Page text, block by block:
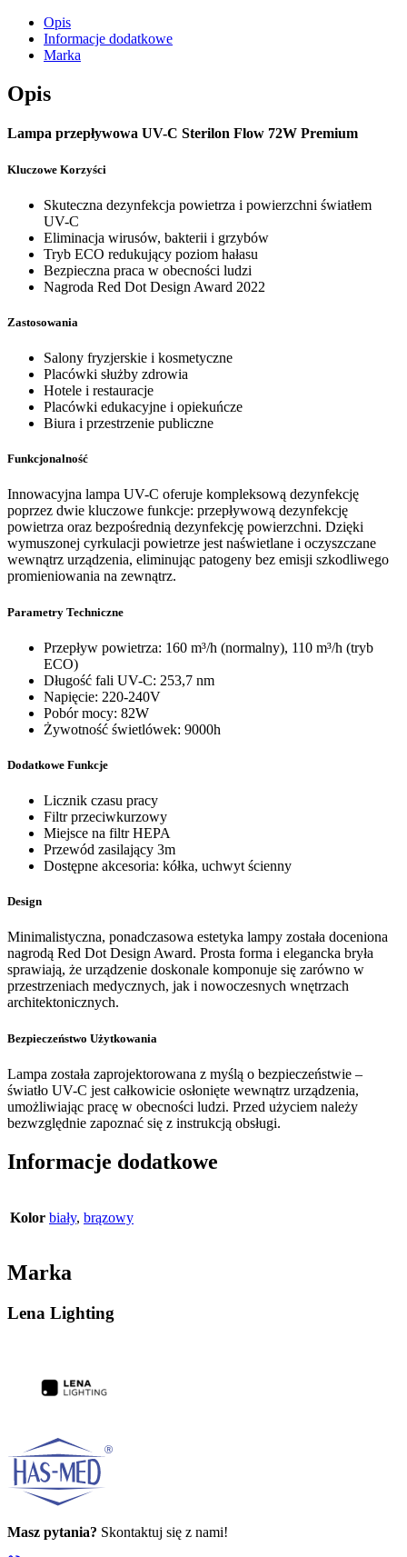
Opis
Informacje dodatkowe
Marka
Opis
Lampa przepływowa UV-C Sterilon Flow 72W Premium
Kluczowe Korzyści
Skuteczna dezynfekcja powietrza i powierzchni światłem
UV-C
Eliminacja wirusów, bakterii i grzybów
Tryb ECO redukujący poziom hałasu
Bezpieczna praca w obecności ludzi
Nagroda Red Dot Design Award 2022
Zastosowania
Salony fryzjerskie i kosmetyczne
Placówki służby zdrowia
Hotele i restauracje
Placówki edukacyjne i opiekuńcze
Biura i przestrzenie publiczne
Funkcjonalność
Innowacyjna lampa UV-C oferuje kompleksową dezynfekcję
poprzez dwie kluczowe funkcje: przepływową dezynfekcję
powietrza oraz bezpośrednią dezynfekcję powierzchni. Dzięki
wymuszonej cyrkulacji powietrze jest naświetlane i oczyszczane
wewnątrz urządzenia, eliminując patogeny bez emisji szkodliwego
promieniowania na zewnątrz.
Parametry Techniczne
Przepływ powietrza: 160 m³/h (normalny), 110 m³/h (tryb
ECO)
Długość fali UV-C: 253,7 nm
Napięcie: 220-240V
Pobór mocy: 82W
Żywotność świetlówek: 9000h
Dodatkowe Funkcje
Licznik czasu pracy
Filtr przeciwkurzowy
Miejsce na filtr HEPA
Przewód zasilający 3m
Dostępne akcesoria: kółka, uchwyt ścienny
Design
Minimalistyczna, ponadczasowa estetyka lampy została doceniona
nagrodą Red Dot Design Award. Prosta forma i elegancka bryła
sprawiają, że urządzenie doskonale komponuje się zarówno w
przestrzeniach medycznych, jak i nowoczesnych wnętrzach
architektonicznych.
Bezpieczeństwo Użytkowania
Lampa została zaprojektorowana z myślą o bezpieczeństwie –
światło UV-C jest całkowicie osłonięte wewnątrz urządzenia,
umożliwiając pracę w obecności ludzi. Przed użyciem należy
bezwzględnie zapoznać się z instrukcją obsługi.
Informacje dodatkowe
Kolor biały, brązowy
Marka
Lena Lighting
Masz pytania? Skontaktuj się z nami!